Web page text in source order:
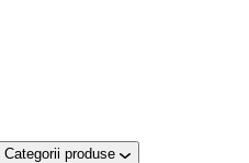
Categorii produse